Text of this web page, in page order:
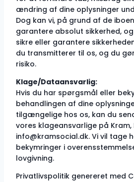
ændring af dine oplysninger
Dog kan vi, på grund af de
garantere absolut sikkerhed,
sikre eller garantere
du transmitterer til os, og du
risiko.
Klage/Dataansvarlig:
Hvis du har spørgsmål eller
behandlingen af dine
tilgængelige hos os, kan du
vores klageansvarlige på Kram,
info@kramsocial.dk. Vi vil tage
bekymringer i
lovgivning.
Privatlivspolitik genereret med